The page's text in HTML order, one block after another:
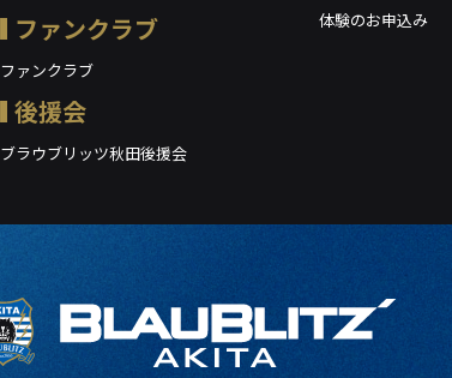
ファンクラブ
ファンクラブ
後援会
ブラウブリッツ秋田後援会
体験のお申込み